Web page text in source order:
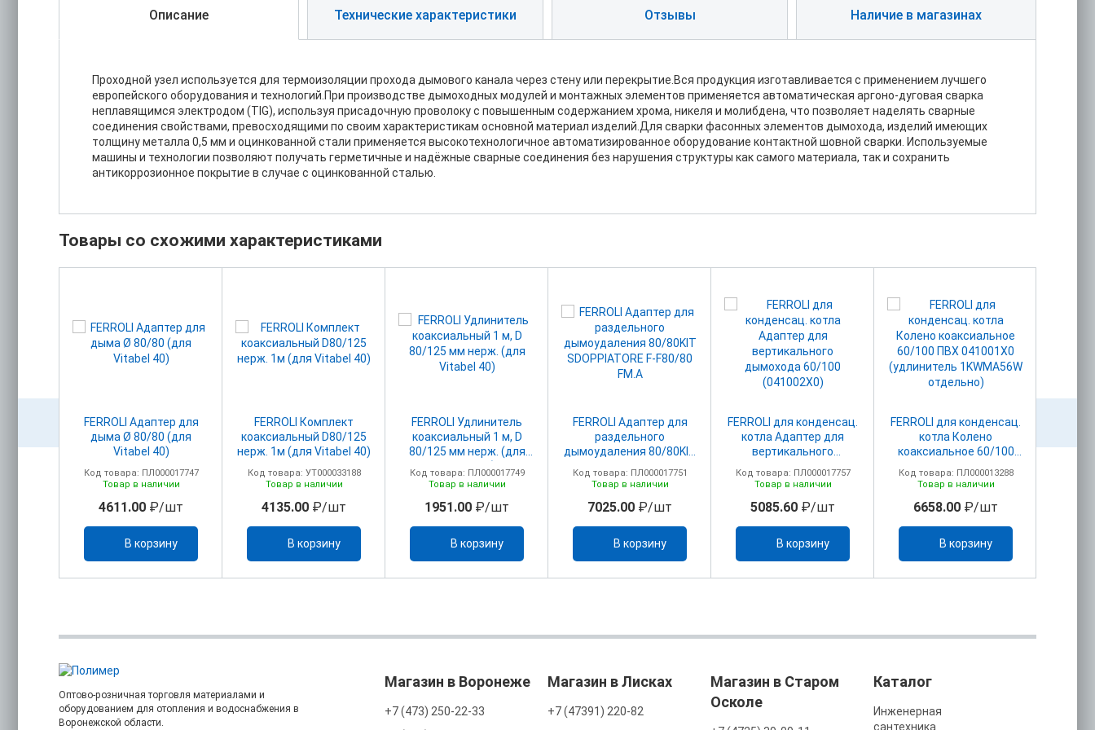
Описание Технические характеристики Отзывы Наличие в магазинах
Проходной узел используется для термоизоляции прохода дымового канала через стену или перекрытие.Вся продукция изготавливается с применением лучшего
европейского оборудования и технологий.При производстве дымоходных модулей и монтажных элементов применяется автоматическая аргоно-дуговая сварка
неплавящимся электродом (TIG), используя присадочную проволоку с повышенным содержанием хрома, никеля и молибдена, что позволяет наделять сварные
соединения свойствами, превосходящими по своим характеристикам основной материал изделий.Для сварки фасонных элементов дымохода, изделий имеющих
толщину металла 0,5 мм и оцинкованной стали применяется высокотехнологичное автоматизированное оборудование контактной шовной сварки. Используемые
машины и технологии позволяют получать герметичные и надёжные сварные соединения без нарушения структуры как самого материала, так и сохранить
антикоррозионное покрытие в случае с оцинкованной сталью.
Товары со схожими характеристиками
FERROLI Адаптер для
дыма Ø 80/80 (для
Vitabel 40)
Код товара: ПЛ000017747
Товар в наличии
4611.00 ₽/шт
В корзину
FERROLI Комплект
коаксиальный D80/125
нерж. 1м (для Vitabel 40)
Код товара: УТ000033188
Товар в наличии
4135.00 ₽/шт
В корзину
FERROLI Удлинитель
коаксиальный 1 м, D
80/125 мм нерж. (для
Код товара: ПЛ000017749
Товар в наличии
1951.00 ₽/шт
В корзину
FERROLI Адаптер для
раздельного
дымоудаления 80/80KIT
FM.A
Код товара: ПЛ000017751
Товар в наличии
7025.00 ₽/шт
В корзину
FERROLI для конденсац.
котла Адаптер для
вертикального
(041002X0)
Код товара: ПЛ000017757
Товар в наличии
5085.60 ₽/шт
В корзину
FERROLI для конденсац.
котла Колено
коаксиальное 60/100
(удлинитель 1KWMA56W
Код товара: ПЛ000013288
Товар в наличии
6658.00 ₽/шт
В корзину
Оптово-розничная торговля материалами и
оборудованием для отопления и водоснабжения в
Воронежской области.
Магазин в Воронеже
+7 (473) 250-22-33
Магазин в Лисках
+7 (47391) 220-82
Магазин в Старом
Осколе
Каталог
Инженерная
сантехника